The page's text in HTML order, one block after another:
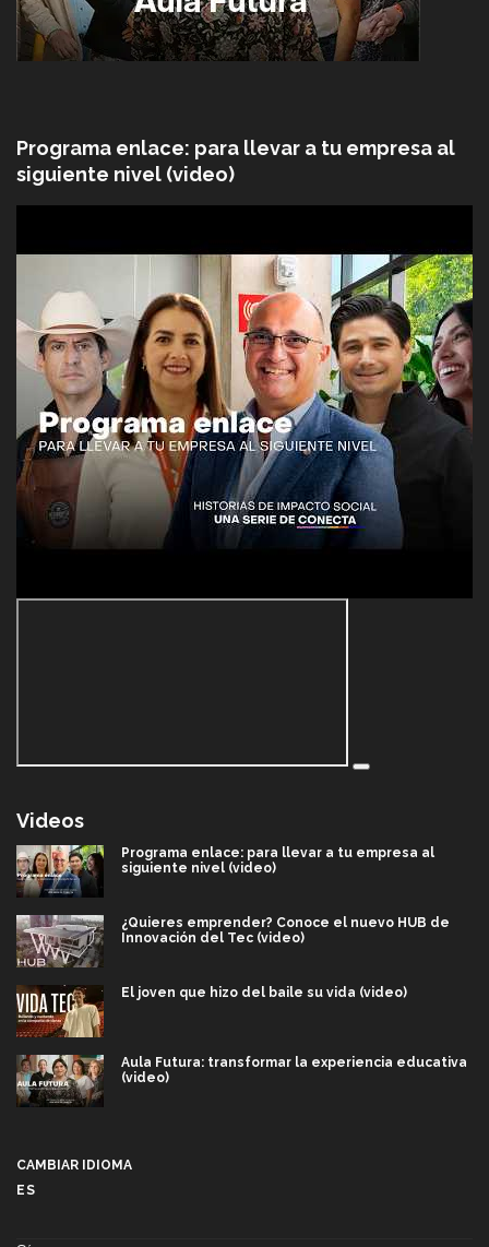
Programa enlace: para llevar a tu empresa al
siguiente nivel (video)
Videos
Programa enlace: para llevar a tu empresa al
siguiente nivel (video)
¿Quieres emprender? Conoce el nuevo HUB de
Innovación del Tec (video)
El joven que hizo del baile su vida (video)
Aula Futura: transformar la experiencia educativa
(video)
CAMBIAR IDIOMA
ES